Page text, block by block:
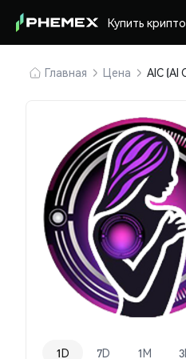
Купить
Главная Цена AIC (AI
1D 7D 1M